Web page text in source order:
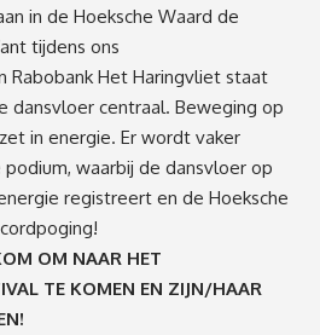
in de Hoeksche Waard de
tijdens ons
Rabobank Het Haringvliet staat
dansvloer centraal. Beweging op
in energie. Er wordt vaker
waarbij de dansvloer op
registreert en de Hoeksche
OM NAAR HET
TE KOMEN EN ZIJN/HAAR